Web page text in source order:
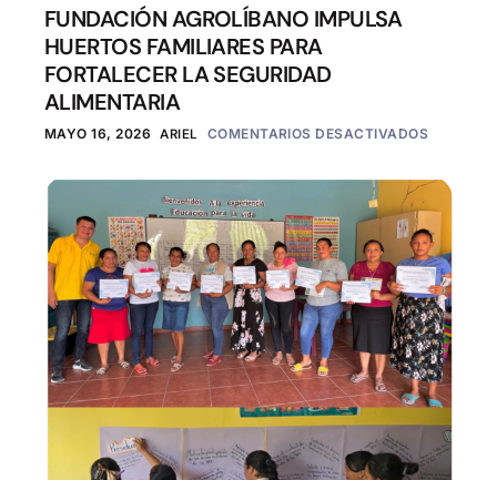
FUNDACIÓN AGROLÍBANO IMPULSA
HUERTOS FAMILIARES PARA
FORTALECER LA SEGURIDAD
ALIMENTARIA
MAYO 16, 2026 ARIEL COMENTARIOS DESACTIVADOS